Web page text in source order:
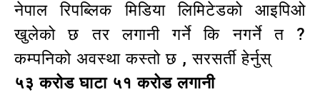
नेपाल रिपब्लिक मिडिया लिमिटेडको आइपिओ
खुलेको छ तर लगानी गर्ने कि नगर्ने त ?
कम्पनिको अवस्था कस्तो छ , सरसर्ती हेर्नुस्
५३ करोड घाटा ५१करोड लगानी